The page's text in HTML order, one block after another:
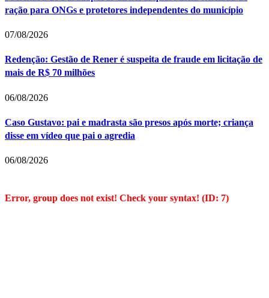
ração para ONGs e protetores independentes do município
07/08/2026
Redenção: Gestão de Rener é suspeita de fraude em licitação de
mais de R$ 70 milhões
06/08/2026
Caso Gustavo: pai e madrasta são presos após morte; criança
disse em vídeo que pai o agredia
06/08/2026
Error, group does not exist! Check your syntax! (ID: 7)